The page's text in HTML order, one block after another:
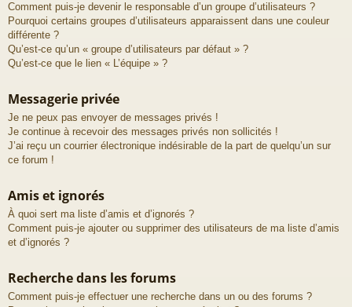
Comment puis-je devenir le responsable d’un groupe d’utilisateurs ?
Pourquoi certains groupes d’utilisateurs apparaissent dans une couleur
différente ?
Qu’est-ce qu’un « groupe d’utilisateurs par défaut » ?
Qu’est-ce que le lien « L’équipe » ?
Messagerie privée
Je ne peux pas envoyer de messages privés !
Je continue à recevoir des messages privés non sollicités !
J’ai reçu un courrier électronique indésirable de la part de quelqu’un sur
ce forum !
Amis et ignorés
À quoi sert ma liste d’amis et d’ignorés ?
Comment puis-je ajouter ou supprimer des utilisateurs de ma liste d’amis
et d’ignorés ?
Recherche dans les forums
Comment puis-je effectuer une recherche dans un ou des forums ?